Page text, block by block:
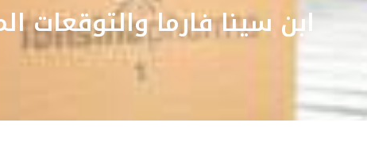
ابن سينا فارما والتوقعات